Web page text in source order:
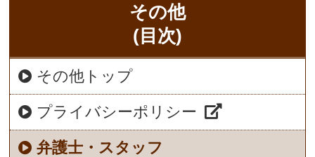
その他
(目次)
その他トップ
プライバシーポリシー
弁護士・スタッフ